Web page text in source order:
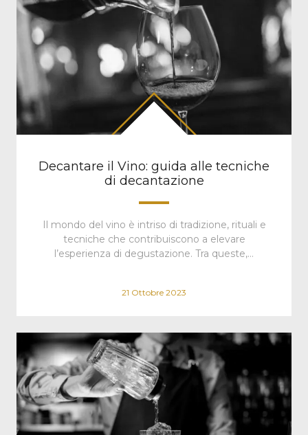
Decantare il Vino: guida alle tecniche
di decantazione
Il mondo del vino è intriso di tradizione, rituali e
tecniche che contribuiscono a elevare
l’esperienza di degustazione. Tra queste,…
21 Ottobre 2023